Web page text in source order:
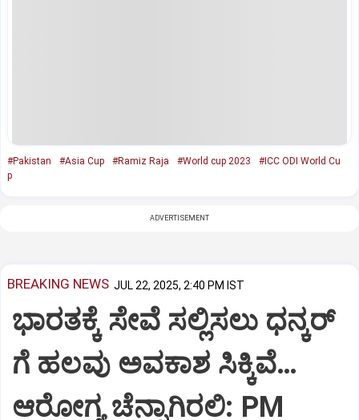
#Pakistan #Asia Cup #​​​​​​​Ramiz Raja #World cup 2023
#ICC ODI World Cu
p
ADVERTISEMENT
BREAKING NEWS JUL 22, 2025, 2:40 PM IST
ಭಾರತಕ್ಕೆ ಸೇವೆ ಸಲ್ಲಿಸಲು ಧನ್ಕರ್‌
ಗೆ ಹಲವು ಅವಕಾಶ ಸಿಕ್ಕಿವೆ…
ಆರೋಗ್ಯ ಚೆನ್ನಾಗಿರಲಿ: PM